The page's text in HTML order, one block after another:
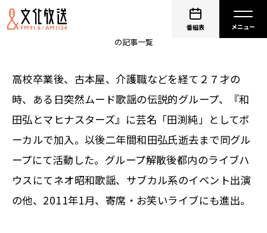
番組表
の記事一覧
高校卒業後、古本屋、介護職などを経て２７才の
時、ある日突然ムード歌謡の伝説的グループ、『和
田弘とマヒナスターズ』に芸名「田渕純」としてボ
ーカルで加入。以後二年間和田弘氏逝去まで同グル
ープにて活動した。グループ解散後都内のライブハ
ウスにてネオ昭和歌謡、サブカル系のイベント出演
の他、2011年1月、寄席・お笑いライブにも進出。